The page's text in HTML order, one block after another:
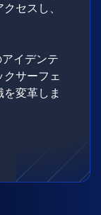
セスし、
イデンテ
サーフェ
変革しま